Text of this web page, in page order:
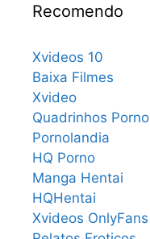
Recomendo
Xvideos 10
Baixa Filmes
Xvideo
Quadrinhos Porno
Pornolandia
HQ Porno
Manga Hentai
HQHentai
Xvideos OnlyFans